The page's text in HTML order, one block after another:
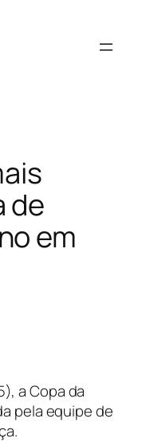
de
em
a Copa da
pela equipe de